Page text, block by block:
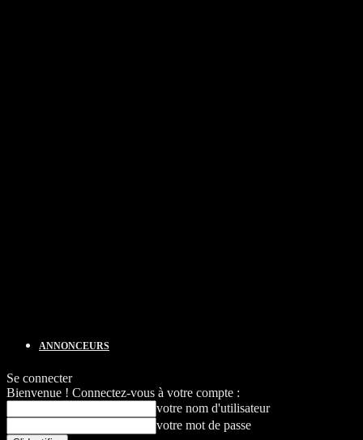
ANNONCEURS
Se connecter
Bienvenue ! Connectez-vous à votre compte :
votre nom d'utilisateur
votre mot de passe